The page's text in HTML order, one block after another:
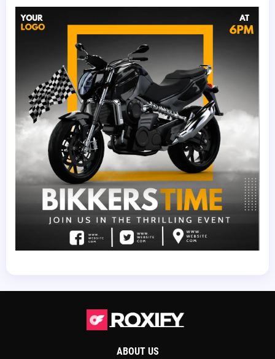
ABOUT US